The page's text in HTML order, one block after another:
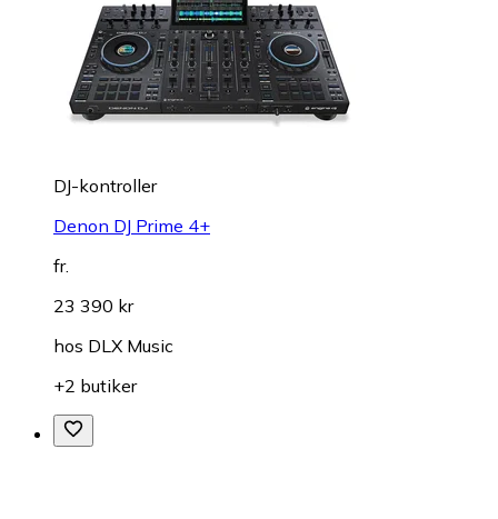
DJ-kontroller
Denon DJ Prime 4+
fr.
23 390 kr
hos DLX Music
+2 butiker